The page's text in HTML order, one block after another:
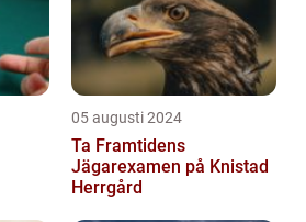
05 augusti 2024
Ta Framtidens
Jägarexamen på Knistad
Herrgård